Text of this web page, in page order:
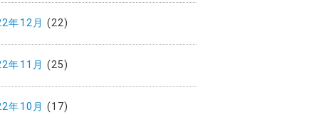
年12月 (22)
年11月 (25)
年10月 (17)